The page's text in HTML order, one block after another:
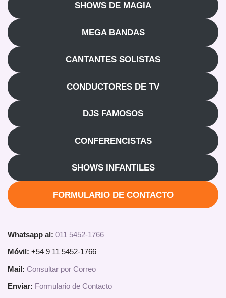
SHOWS DE MAGIA
MEGA BANDAS
CANTANTES SOLISTAS
CONDUCTORES DE TV
DJS FAMOSOS
CONFERENCISTAS
SHOWS INFANTILES
FORMULARIO DE CONTACTO
Whatsapp al: 011 5452-1766
Móvil: +54 9 11 5452-1766
Mail: Consultar por Correo
Enviar: Formulario de Contacto